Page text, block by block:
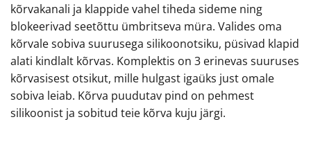
kõrvakanali ja klappide vahel tiheda sideme ning
blokeerivad seetõttu ümbritseva müra. Valides oma
kõrvale sobiva suurusega silikoonotsiku, püsivad klapid
alati kindlalt kõrvas. Komplektis on 3 erinevas suuruses
kõrvasisest otsikut, mille hulgast igaüks just omale
sobiva leiab. Kõrva puudutav pind on pehmest
silikoonist ja sobitud teie kõrva kuju järgi.